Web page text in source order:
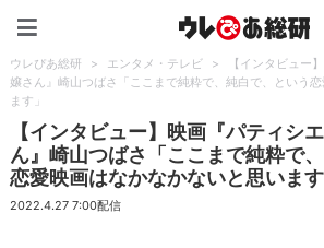
ウレぴあ総研 > エンタメ・テレビ >
【インタビュー
嬢さん』崎山つばさ「ここまで純粋で、純白で、という
ます」
【インタビュー】映画『パティシ
ん』崎山つばさ「ここまで純粋で
恋愛映画はなかなかないと思います
2022.4.27 7:00配信